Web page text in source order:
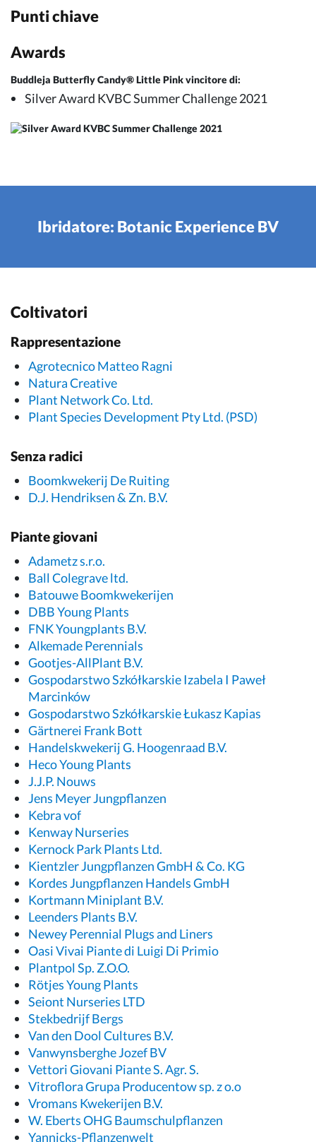
Punti chiave
Awards
Buddleja Butterfly Candy® Little Pink vincitore di:
Silver Award KVBC Summer Challenge 2021
Ibridatore: Botanic Experience BV
Coltivatori
Rappresentazione
Agrotecnico Matteo Ragni
Natura Creative
Plant Network Co. Ltd.
Plant Species Development Pty Ltd. (PSD)
Senza radici
Boomkwekerij De Ruiting
D.J. Hendriksen & Zn. B.V.
Piante giovani
Adametz s.r.o.
Ball Colegrave ltd.
Batouwe Boomkwekerijen
DBB Young Plants
FNK Youngplants B.V.
Alkemade Perennials
Gootjes-AllPlant B.V.
Gospodarstwo Szkółkarskie Izabela I Paweł
Marcinków
Gospodarstwo Szkółkarskie Łukasz Kapias
Gärtnerei Frank Bott
Handelskwekerij G. Hoogenraad B.V.
Heco Young Plants
J.J.P. Nouws
Jens Meyer Jungpflanzen
Kebra vof
Kenway Nurseries
Kernock Park Plants Ltd.
Kientzler Jungpflanzen GmbH & Co. KG
Kordes Jungpflanzen Handels GmbH
Kortmann Miniplant B.V.
Leenders Plants B.V.
Newey Perennial Plugs and Liners
Oasi Vivai Piante di Luigi Di Primio
Plantpol Sp. Z.O.O.
Rötjes Young Plants
Seiont Nurseries LTD
Stekbedrijf Bergs
Van den Dool Cultures B.V.
Vanwynsberghe Jozef BV
Vettori Giovani Piante S. Agr. S.
Vitroflora Grupa Producentow sp. z o.o
Vromans Kwekerijen B.V.
W. Eberts OHG Baumschulpflanzen
Yannicks-Pflanzenwelt